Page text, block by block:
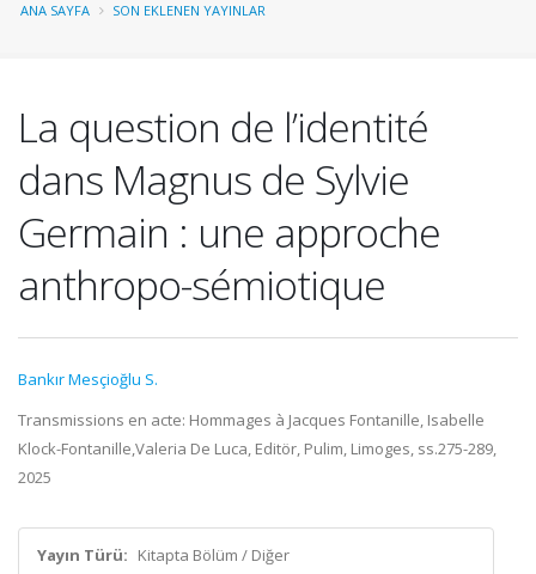
ANA SAYFA SON EKLENEN YAYINLAR
La question de l’identité
dans Magnus de Sylvie
Germain : une approche
anthropo-sémiotique
Bankır Mesçioğlu S.
Transmissions en acte: Hommages à Jacques Fontanille, Isabelle
Klock-Fontanille,Valeria De Luca, Editör, Pulim, Limoges, ss.275-289,
2025
Yayın Türü: Kitapta Bölüm / Diğer